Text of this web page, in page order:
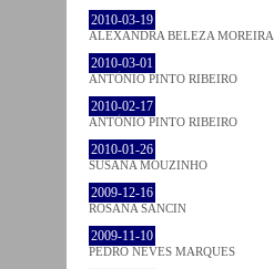
2010-03-19
ALEXANDRA BELEZA MOREIRA
2010-03-01
ANTÓNIO PINTO RIBEIRO
2010-02-17
ANTÓNIO PINTO RIBEIRO
2010-01-26
SUSANA MOUZINHO
2009-12-16
ROSANA SANCIN
2009-11-10
PEDRO NEVES MARQUES